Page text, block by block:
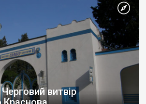
витвір